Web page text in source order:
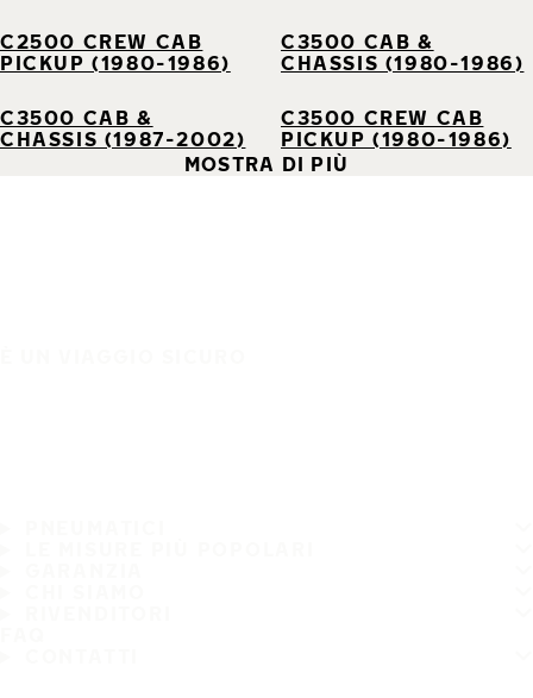
C2500 CREW CAB
PICKUP (1980-1986)
C3500 CAB &
CHASSIS (1980-1986)
C3500 CAB &
CHASSIS (1987-2002)
C3500 CREW CAB
PICKUP (1980-1986)
MOSTRA DI PIÙ